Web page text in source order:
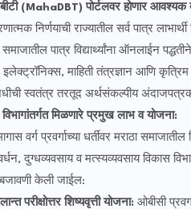
(MahaDBT) पोर्टलवर होणार आवश्यक
निर्णयाची राज्यातील सर्व पात्र
समाजातील पात्र विद्यार्थ्यांना ऑनलाईन
इलेक्ट्रॉनिक्स, माहिती तंत्रज्ञान आणि
स्वतंत्र तरतूद अर्थसंकल्पीय
विभागांतर्गत मिळणारे प्रमुख लाभ व योजना:
वर्ग प्रवर्गाच्या धर्तीवर मराठा
दुग्धव्यवसाय व मत्स्यव्यवसाय विकास
केली जाईल:
परीक्षोत्तर शिष्यवृत्ती योजना:ओबीसी